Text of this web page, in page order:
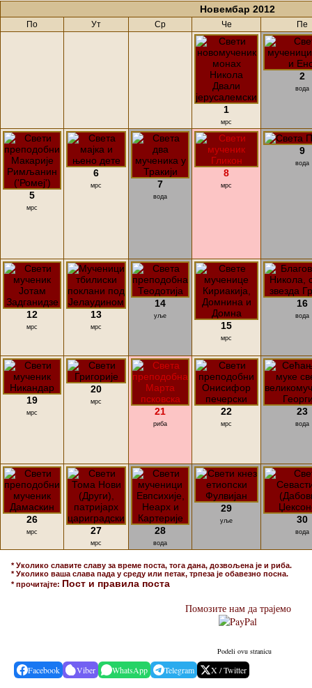
Новембар 2012
По Ут Ср Че Пе
1
мрс
2
вода
5
мрс
6
мрс 7
вода
8
мрс
9
вода
12
мрс
13
мрс
14
уље
15
мрс
16
вода
19
мрс
20
мрс
21
риба
22
мрс
23
вода
26
мрс 27
мрс
28
вода
29
уље 30
вода
* Уколико славите славу за време поста, тога дана, дозвољена је и риба.
* Уколико ваша слава пада у среду или петак, трпеза је обавезно посна.
* прочитајте: Пост и правила поста
Помозите нам да трајемо
Podeli ovu stranicu
Facebook Viber WhatsApp Telegram X / Twitter